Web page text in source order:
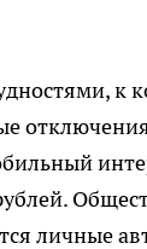
к
личные